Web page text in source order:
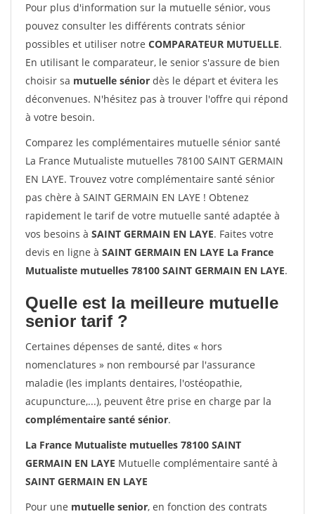
Pour plus d'information sur la mutuelle sénior, vous
pouvez consulter les différents contrats sénior
possibles et utiliser notre COMPARATEUR MUTUELLE.
En utilisant le comparateur, le senior s'assure de bien
choisir sa mutuelle sénior dès le départ et évitera les
déconvenues. N'hésitez pas à trouver l'offre qui répond
à votre besoin.
Comparez les complémentaires mutuelle sénior santé
La France Mutualiste mutuelles 78100 SAINT GERMAIN
EN LAYE. Trouvez votre complémentaire santé sénior
pas chère à SAINT GERMAIN EN LAYE ! Obtenez
rapidement le tarif de votre mutuelle santé adaptée à
vos besoins à SAINT GERMAIN EN LAYE. Faites votre
devis en ligne à SAINT GERMAIN EN LAYE La France
Mutualiste mutuelles 78100 SAINT GERMAIN EN LAYE.
Quelle est la meilleure mutuelle
senior tarif ?
Certaines dépenses de santé, dites « hors
nomenclatures » non remboursé par l'assurance
maladie (les implants dentaires, l'ostéopathie,
acupuncture,...), peuvent être prise en charge par la
complémentaire santé sénior.
La France Mutualiste mutuelles 78100 SAINT
GERMAIN EN LAYE Mutuelle complémentaire santé à
SAINT GERMAIN EN LAYE
Pour une mutuelle senior, en fonction des contrats